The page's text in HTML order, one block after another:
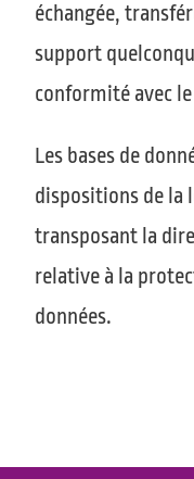
échangée,
support
conformité avec le
Les bases de
dispositions de la
transposant la
relative à la
données.